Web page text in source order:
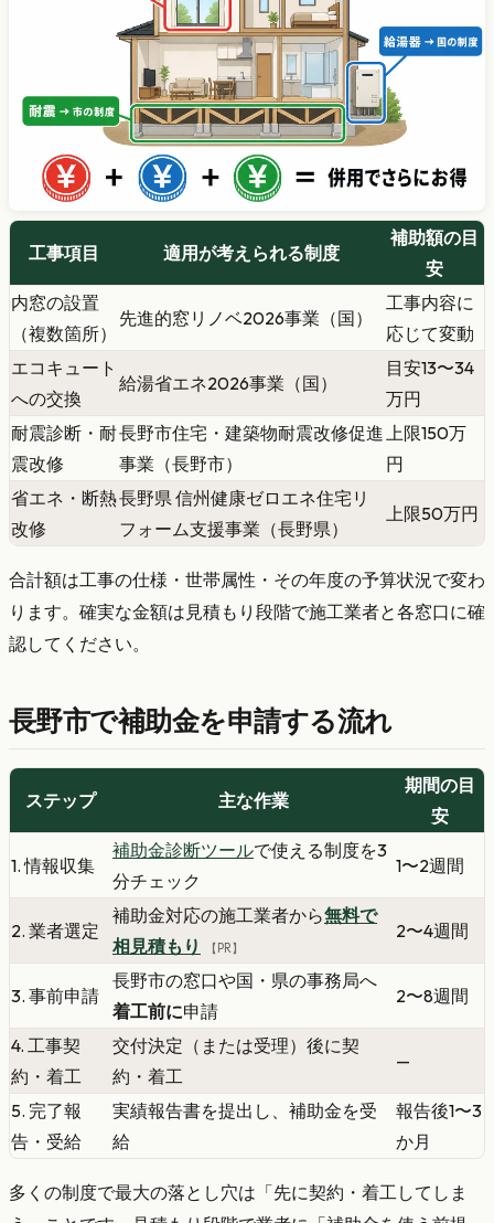
工事項目 適用が考えられる制度
補助額の目
安
内窓の設置
（複数箇所）
先進的窓リノベ2026事業（国）
工事内容に
応じて変動
エコキュート
への交換
給湯省エネ2026事業（国）
目安13〜34
万円
耐震診断・耐
震改修
長野市住宅・建築物耐震改修促進
事業（長野市）
上限150万
円
省エネ・断熱
改修
長野県 信州健康ゼロエネ住宅リ
フォーム支援事業（長野県）
上限50万円
合計額は工事の仕様・世帯属性・その年度の予算状況で変わ
ります。確実な金額は見積もり段階で施工業者と各窓口に確
認してください。
長野市で補助金を申請する流れ
ステップ 主な作業
期間の目
安
1. 情報収集
補助金診断ツールで使える制度を3
分チェック
1〜2週間
2. 業者選定
補助金対応の施工業者から無料で
相見積もり
【PR】
2〜4週間
3. 事前申請
長野市の窓口や国・県の事務局へ
着工前に申請
2〜8週間
4. 工事契
約・着工
交付決定（または受理）後に契
約・着工
—
5. 完了報
告・受給
実績報告書を提出し、補助金を受
給
報告後1〜3
か月
多くの制度で最大の落とし穴は「先に契約・着工してしま